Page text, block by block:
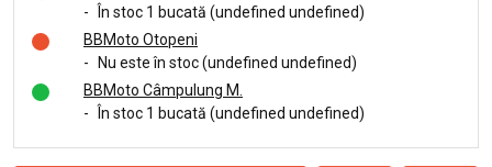
-
În stoc 1 bucată (undefined undefined)
BBMoto Otopeni
-
Nu este în stoc (undefined undefined)
BBMoto Câmpulung M.
-
În stoc 1 bucată (undefined undefined)